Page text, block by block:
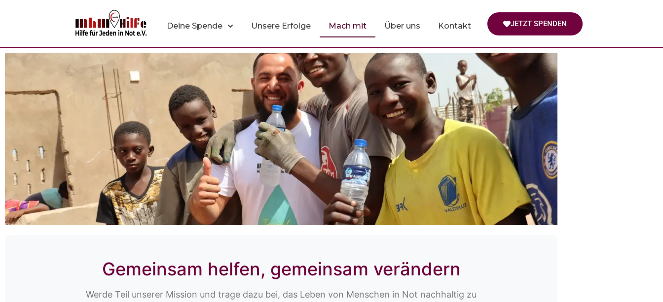
Deine Spende Unsere Erfolge Mach mit Über uns Kontakt JETZT SPENDEN
Gemeinsam helfen, gemeinsam verändern
Werde Teil unserer Mission und trage dazu bei, das Leben von Menschen in Not nachhaltig zu